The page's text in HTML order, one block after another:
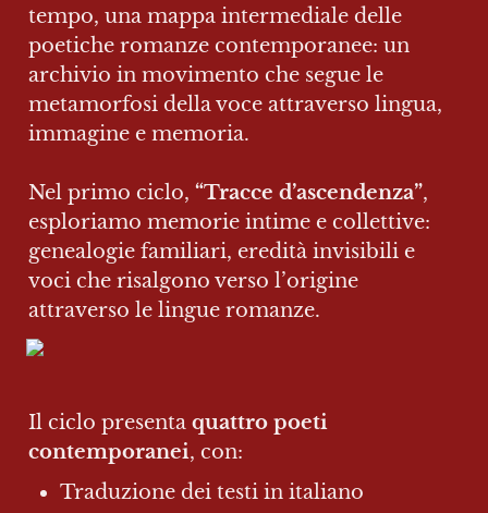
tempo, una mappa intermediale delle
poetiche romanze contemporanee: un
archivio in movimento che segue le
metamorfosi della voce attraverso lingua,
immagine e memoria.
Nel primo ciclo, “Tracce d’ascendenza”,
esploriamo memorie intime e collettive:
genealogie familiari, eredità invisibili e
voci che risalgono verso l’origine
Il ciclo presenta quattro poeti
contemporanei, con:
Traduzione dei testi in italiano